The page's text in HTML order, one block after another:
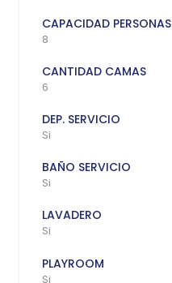
CAPACIDAD PERSONAS
8
CANTIDAD CAMAS
6
DEP. SERVICIO
Si
BAÑO SERVICIO
Si
LAVADERO
Si
PLAYROOM
Si